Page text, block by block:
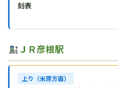
刻表
ＪＲ彦根駅
上り（米原方面）